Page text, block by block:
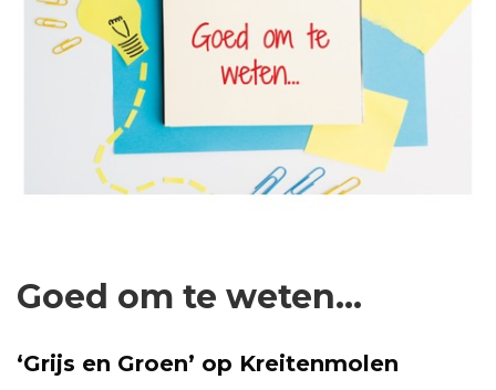
Goed om te weten…
‘Grijs en Groen’ op Kreitenmolen